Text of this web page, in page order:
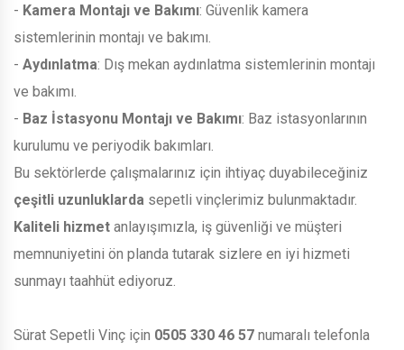
- Kamera Montajı ve Bakımı: Güvenlik kamera
sistemlerinin montajı ve bakımı.
- Aydınlatma: Dış mekan aydınlatma sistemlerinin montajı
ve bakımı.
- Baz İstasyonu Montajı ve Bakımı: Baz istasyonlarının
kurulumu ve periyodik bakımları.
Bu sektörlerde çalışmalarınız için ihtiyaç duyabileceğiniz
çeşitli uzunluklarda sepetli vinçlerimiz bulunmaktadır.
Kaliteli hizmet anlayışımızla, iş güvenliği ve müşteri
memnuniyetini ön planda tutarak sizlere en iyi hizmeti
sunmayı taahhüt ediyoruz.
Sürat Sepetli Vinç için 0505 330 46 57 numaralı telefonla